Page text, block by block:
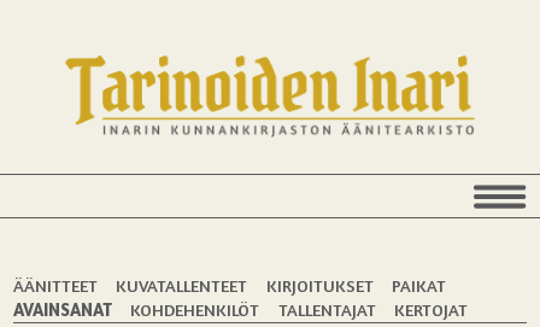
ÄÄNITTEET KUVATALLENTEET KIRJOITUKSET
PAIKAT
AVAINSANAT
KOHDEHENKILÖT TALLENTAJAT KERTOJAT